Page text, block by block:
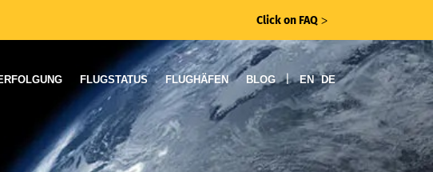
Click on FAQ ᐳ
FLUGSTATUS FLUGHÄFEN BLOG | EN DE